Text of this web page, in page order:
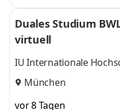
Duales Studium
virtuell
IU Internationale
München
vor 8 Tagen